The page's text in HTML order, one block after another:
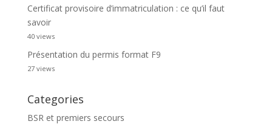
Certificat provisoire d’immatriculation : ce qu’il faut
savoir
40 views
Présentation du permis format F9
27 views
Categories
BSR et premiers secours